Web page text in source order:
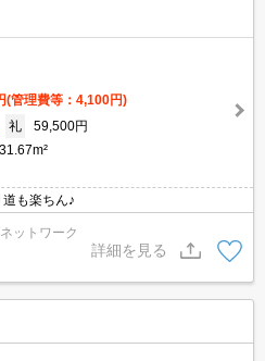
(管理費等：4,100円)
礼
59,500円
31.67m²
も楽ちん♪
ットワーク
詳細を見る